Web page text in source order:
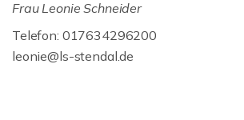
Frau Leonie Schneider
Telefon: 017634296200
leonie@ls-stendal.de